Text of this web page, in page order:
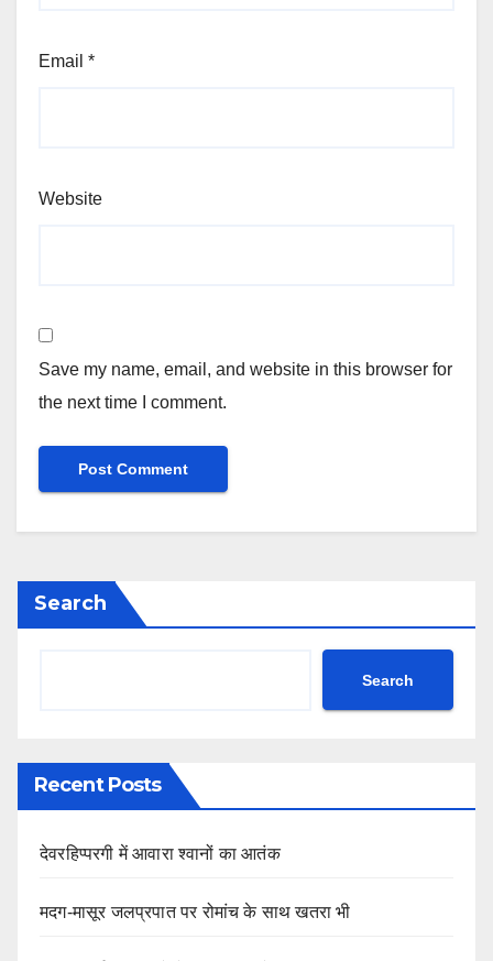
Email *
Website
Save my name, email, and website in this browser for
the next time I comment.
Search
Search
Recent Posts
देवरहिप्परगी में आवारा श्वानों का आतंक
मदग-मासूर जलप्रपात पर रोमांच के साथ खतरा भी